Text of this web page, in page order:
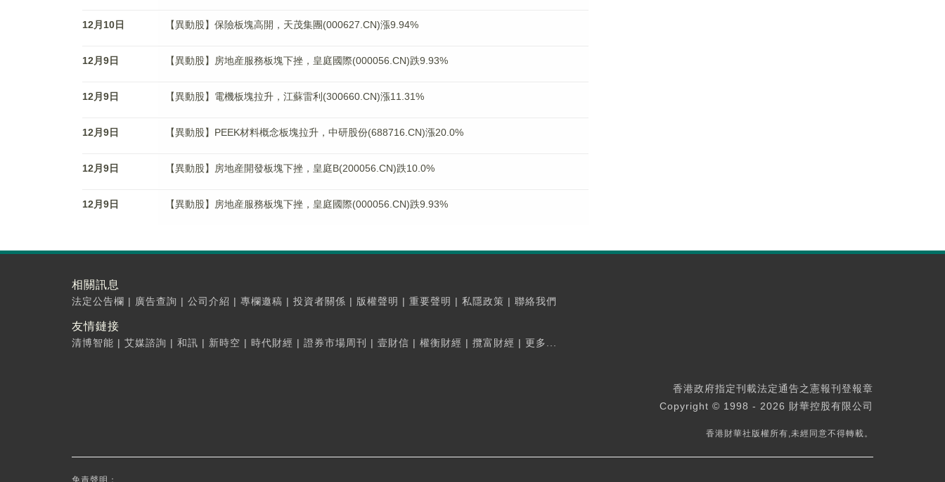
12月10日 【異動股】保險板塊高開，天茂集團(000627.CN)漲9.94%
12月9日 【異動股】房地産服務板塊下挫，皇庭國際(000056.CN)跌9.93%
12月9日 【異動股】電機板塊拉升，江蘇雷利(300660.CN)漲11.31%
12月9日 【異動股】PEEK材料概念板塊拉升，中研股份(688716.CN)漲20.0%
12月9日 【異動股】房地産開發板塊下挫，皇庭B(200056.CN)跌10.0%
12月9日 【異動股】房地産服務板塊下挫，皇庭國際(000056.CN)跌9.93%
相關訊息
法定公告欄 | 廣告查詢 | 公司介紹 | 專欄邀稿 | 投資者關係 | 版權聲明 | 重要聲明 | 私隱政策 | 聯絡我們
友情鏈接
清博智能 | 艾媒諮詢 | 和訊 | 新時空 | 時代財經 | 證券市場周刊 | 壹財信 | 權衡財經 | 攬富財經 | 更多...
香港政府指定刊載法定通告之憲報刊登報章
Copyright © 1998 - 2026 財華控股有限公司
香港財華社版權所有,未經同意不得轉載。